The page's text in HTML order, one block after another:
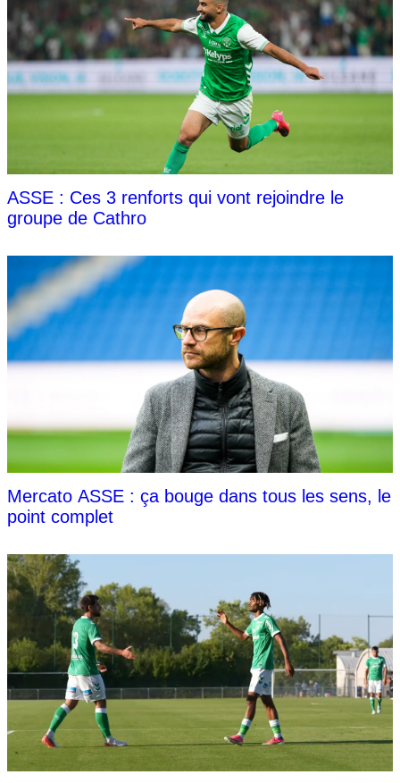
ASSE : Ces 3 renforts qui vont rejoindre le
groupe de Cathro
Mercato ASSE : ça bouge dans tous les sens, le
point complet